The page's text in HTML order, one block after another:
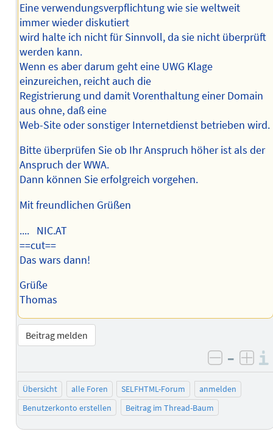
Eine verwendungsverpflichtung wie sie weltweit
immer wieder diskutiert
wird halte ich nicht für Sinnvoll, da sie nicht überprüft
werden kann.
Wenn es aber darum geht eine UWG Klage
einzureichen, reicht auch die
Registrierung und damit Vorenthaltung einer Domain
aus ohne, daß eine
Web-Site oder sonstiger Internetdienst betrieben wird.
Bitte überprüfen Sie ob Ihr Anspruch höher ist als der
Anspruch der WWA.
Dann können Sie erfolgreich vorgehen.
Mit freundlichen Grüßen
.... NIC.AT
==cut==
Das wars dann!
Grüße
Thomas
Beitrag melden
negativ
–
Übersicht alle Foren SELFHTML-Forum
anmelden
Benutzerkonto erstellen
Beitrag im Thread-Baum